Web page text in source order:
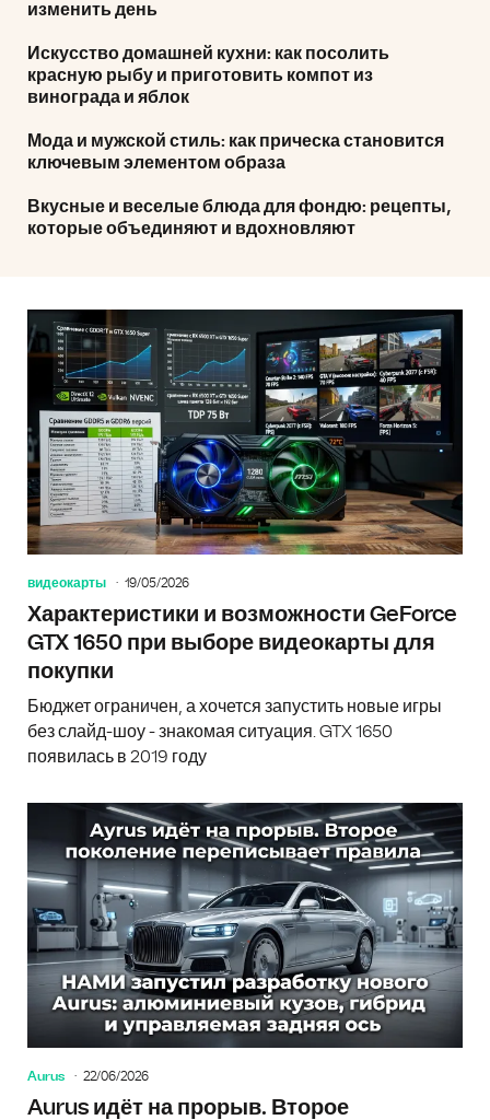
изменить день
Искусство домашней кухни: как посолить
красную рыбу и приготовить компот из
винограда и яблок
Мода и мужской стиль: как прическа становится
ключевым элементом образа
Вкусные и веселые блюда для фондю: рецепты,
которые объединяют и вдохновляют
видеокарты 19/05/2026
Характеристики и возможности GeForce
GTX 1650 при выборе видеокарты для
покупки
Бюджет ограничен, а хочется запустить новые игры
без слайд-шоу - знакомая ситуация. GTX 1650
появилась в 2019 году
Aurus 22/06/2026
Aurus идёт на прорыв. Второе